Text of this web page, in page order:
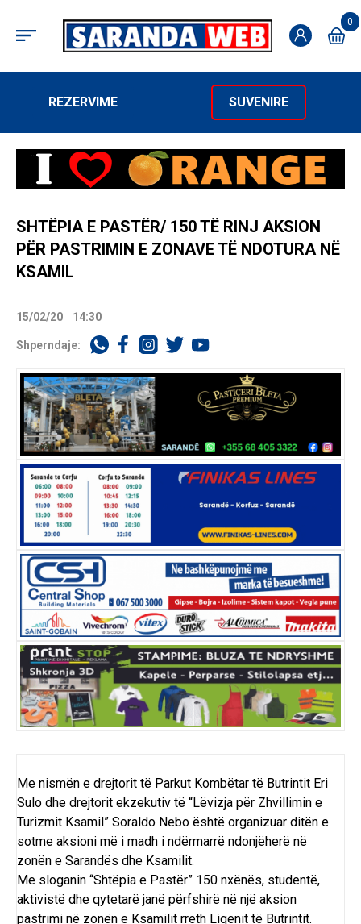
0
REZERVIME SUVENIRE
SHTËPIA E PASTËR/ 150 TË RINJ AKSION
PËR PASTRIMIN E ZONAVE TË NDOTURA NË
KSAMIL
15/02/20 14:30
Shperndaje:
Me nismën e drejtorit të Parkut Kombëtar të Butrintit Eri
Sulo dhe drejtorit ekzekutiv të “Lëvizja për Zhvillimin e
Turizmit Ksamil” Soraldo Nebo është organizuar ditën e
sotme aksioni më i madh i ndërmarrë ndonjëherë në
zonën e Sarandës dhe Ksamilit.
Me sloganin “Shtëpia e Pastër” 150 nxënës, studentë,
aktivistë dhe qytetarë janë përfshirë në një aksion
pastrimi në zonën e Ksamilit rreth Liqenit të Butrintit.